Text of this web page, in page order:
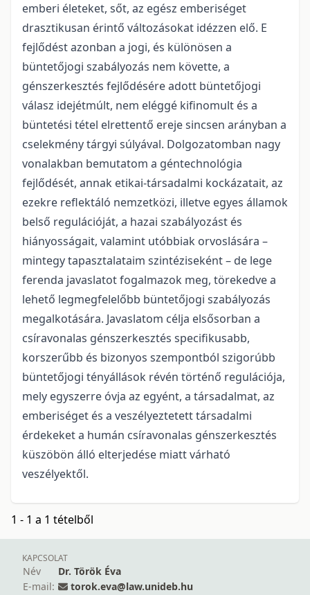
emberi életeket, sőt, az egész emberiséget
drasztikusan érintő változásokat idézzen elő. E
fejlődést azonban a jogi, és különösen a
büntetőjogi szabályozás nem követte, a
génszerkesztés fejlődésére adott büntetőjogi
válasz idejétmúlt, nem eléggé kifinomult és a
büntetési tétel elrettentő ereje sincsen arányban a
cselekmény tárgyi súlyával. Dolgozatomban nagy
vonalakban bemutatom a géntechnológia
fejlődését, annak etikai-társadalmi kockázatait, az
ezekre reflektáló nemzetközi, illetve egyes államok
belső regulációját, a hazai szabályozást és
hiányosságait, valamint utóbbiak orvoslására –
mintegy tapasztalataim szintéziseként – de lege
ferenda javaslatot fogalmazok meg, törekedve a
lehető legmegfelelőbb büntetőjogi szabályozás
megalkotására. Javaslatom célja elsősorban a
csíravonalas génszerkesztés specifikusabb,
korszerűbb és bizonyos szempontból szigorúbb
büntetőjogi tényállások révén történő regulációja,
mely egyszerre óvja az egyént, a társadalmat, az
emberiséget és a veszélyeztetett társadalmi
érdekeket a humán csíravonalas génszerkesztés
küszöbön álló elterjedése miatt várható
veszélyektől.
1 - 1 a 1 tételből
KAPCSOLAT
Név
Dr. Török Éva
E-mail:
torok.eva@law.unideb.hu